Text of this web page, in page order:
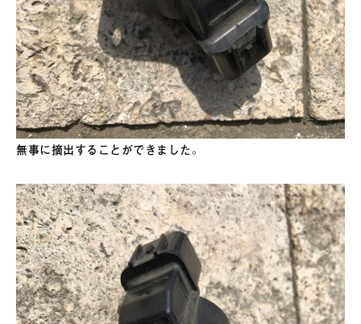
無事に摘出することができました。